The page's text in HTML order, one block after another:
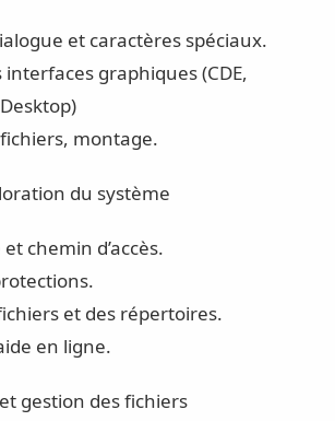
et caractères spéciaux.
graphiques (CDE,
montage.
du système
chemin d’accès.
et des répertoires.
en ligne.
gestion des fichiers